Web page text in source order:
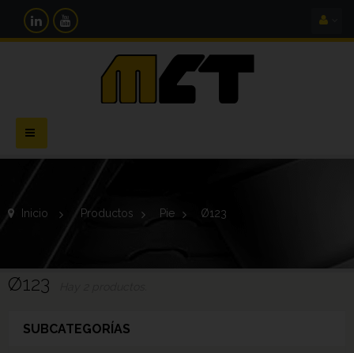
Navegación
Toggle
Inicio > Productos > Pie > Ø123
Ø123
SUBCATEGORÍAS